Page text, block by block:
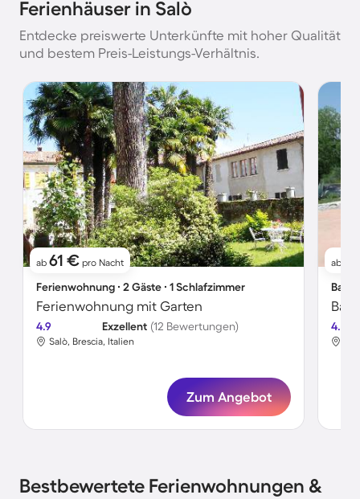
Ferienhäuser in Salò
Entdecke preiswerte Unterkünfte mit hoher Qualität
und bestem Preis-Leistungs-Verhältnis.
ab 61 € pro Nacht
Ferienwohnung ∙ 2 Gäste ∙ 1 Schlafzimmer
Ferienwohnung mit Garten
4.9 Exzellent (12 Bewertungen)
Salò, Brescia, Italien
Zum Angebot
ab
4.8
Bestbewertete Ferienwohnungen &